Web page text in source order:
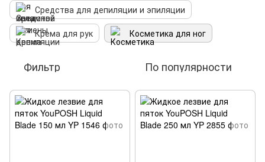
Средства для депиляции и эпиляции
Крема для рук
Косметика для ног
Фильтр По популярности